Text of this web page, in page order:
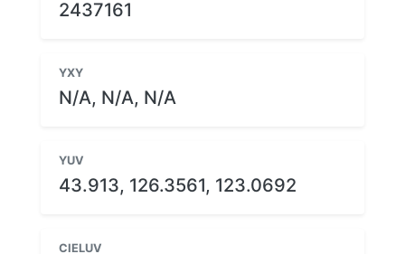
2437161
YXY
N/A, N/A, N/A
YUV
43.913, 126.3561, 123.0692
CIELUV